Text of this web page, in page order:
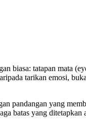
biasa: tatapan mata
tarikan emosi,
pandangan yang
batas yang ditetapkan